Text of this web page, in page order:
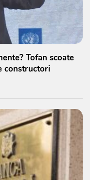
Tofan scoate
constructori